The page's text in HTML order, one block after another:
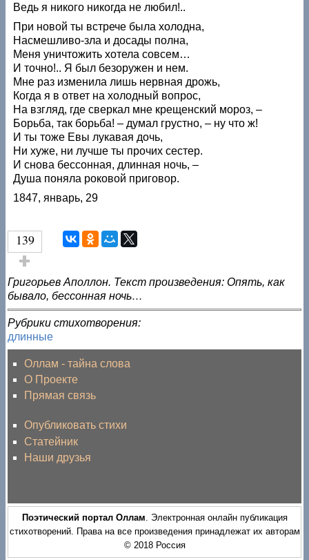
Ведь я никого никогда не любил!..
При новой ты встрече была холодна,
Насмешливо-зла и досады полна,
Меня уничтожить хотела совсем…
И точно!.. Я был безоружен и нем.
Мне раз изменила лишь нервная дрожь,
Когда я в ответ на холодный вопрос,
На взгляд, где сверкал мне крещенский мороз, –
Борьба, так борьба! – думал грустно, – ну что ж!
И ты тоже Евы лукавая дочь,
Ни хуже, ни лучше ты прочих сестер.
И снова бессонная, длинная ночь, –
Душа поняла роковой приговор.
1847, январь, 29
139
Голос за!
Григорьев Аполлон. Текст произведения: Опять, как
бывало, бессонная ночь…
Рубрики стихотворения:
длинные
Оллам - тайна слова
О Проекте
Прямая связь
Опубликовать стихи
Статейник
Наши друзья
Поэтический портал Оллам. Электронная онлайн публикация
стихотворений. Права на все произведения принадлежат их авторам
© 2018 Россия